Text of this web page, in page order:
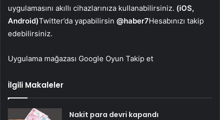
uygulamasını akıllı cihazlarınıza kullanabilirsiniz. (iOS,
Android)Twitter’da yapabilirsin @haber7Hesabınızı takip
edebilirsiniz.
Uygulama mağazası Google Oyun Takip et
İlgili Makaleler
Nakit para devri kapandı